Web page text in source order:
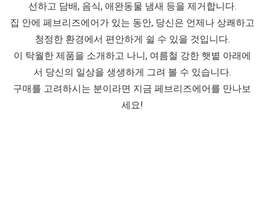
선하고 담배, 음식, 애완동물 냄새 등을 제거합니다.
집 안에 페브리즈에어가 있는 동안, 당신은 언제나 상쾌하고
청정한 환경에서 편안하게 쉴 수 있을 것입니다.
이 탁월한 제품을 소개하고 나니, 여름철 강한 햇볕 아래에
서 당신의 일상을 생생하게 그려 볼 수 있습니다.
구매를 고려하시는 분이라면 지금 페브리즈에어를 만나보
세요!